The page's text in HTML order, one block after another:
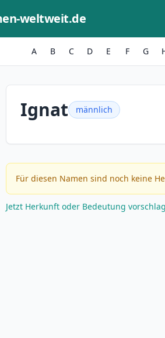
weltweit.de
A B C D E F G
Ignat männlich
Für diesen Namen sind noch keine
Jetzt Herkunft oder Bedeutung